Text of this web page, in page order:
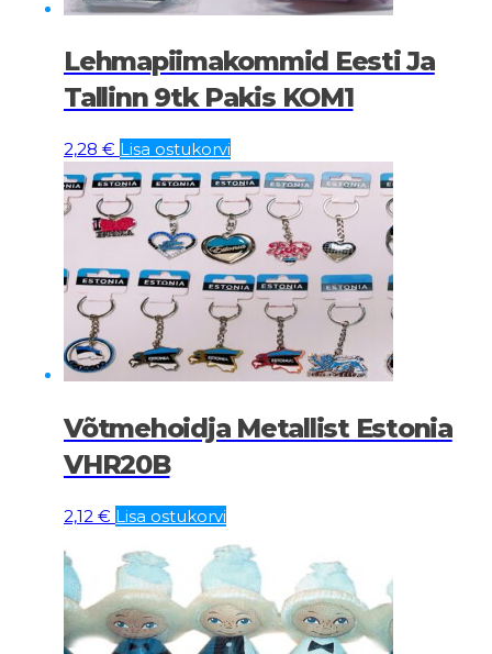
Lehmapiimakommid Eesti Ja
Tallinn 9tk Pakis KOM1
2,28 € Lisa ostukorvi
Võtmehoidja Metallist Estonia
VHR20B
2,12 € Lisa ostukorvi